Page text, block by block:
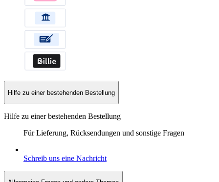
Hilfe zu einer bestehenden Bestellung
Hilfe zu einer bestehenden Bestellung
Für Lieferung, Rücksendungen und sonstige Fragen
Schreib uns eine Nachricht